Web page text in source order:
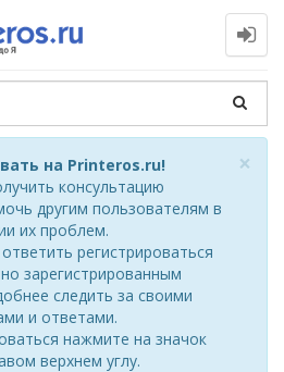
×
на Printeros.ru!
консультацию
другим пользователям в
их проблем.
регистрироваться
зарегистрированным
следить за своими
и ответами.
нажмите на значок
верхнем углу.